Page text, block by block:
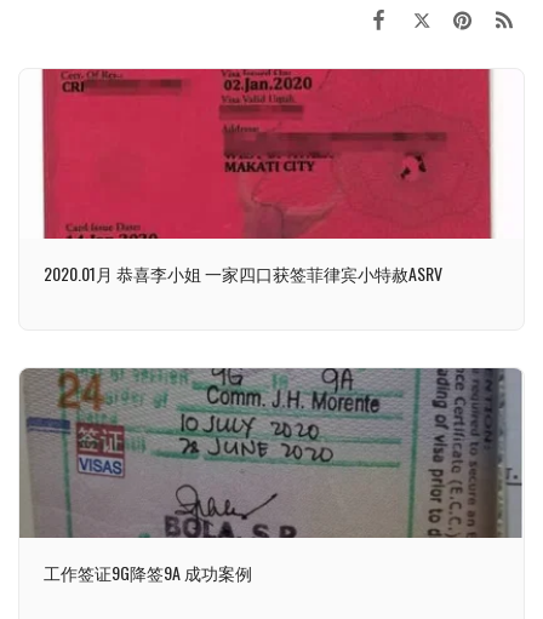
2020.01月 恭喜李小姐 一家四口获签菲律宾小特赦ASRV
工作签证9G降签9A 成功案例